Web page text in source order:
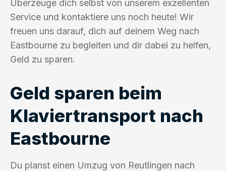
Überzeuge dich selbst von unserem exzellenten
Service und kontaktiere uns noch heute! Wir
freuen uns darauf, dich auf deinem Weg nach
Eastbourne zu begleiten und dir dabei zu helfen,
Geld zu sparen.
Geld sparen beim
Klaviertransport nach
Eastbourne
Du planst einen Umzug von Reutlingen nach